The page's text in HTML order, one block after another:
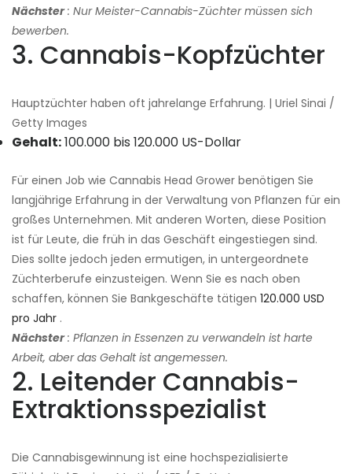
Nächster : Nur Meister-Cannabis-Züchter müssen sich
bewerben.
3. Cannabis-Kopfzüchter
Hauptzüchter haben oft jahrelange Erfahrung. | Uriel Sinai /
Getty Images
Gehalt:100.000 bis 120.000 US-Dollar
Für einen Job wie Cannabis Head Grower benötigen Sie
langjährige Erfahrung in der Verwaltung von Pflanzen für ein
großes Unternehmen. Mit anderen Worten, diese Position
ist für Leute, die früh in das Geschäft eingestiegen sind.
Dies sollte jedoch jeden ermutigen, in untergeordnete
Züchterberufe einzusteigen. Wenn Sie es nach oben
schaffen, können Sie Bankgeschäfte tätigen 120.000 USD
pro Jahr .
Nächster : Pflanzen in Essenzen zu verwandeln ist harte
Arbeit, aber das Gehalt ist angemessen.
2. Leitender Cannabis-
Extraktionsspezialist
Die Cannabisgewinnung ist eine hochspezialisierte